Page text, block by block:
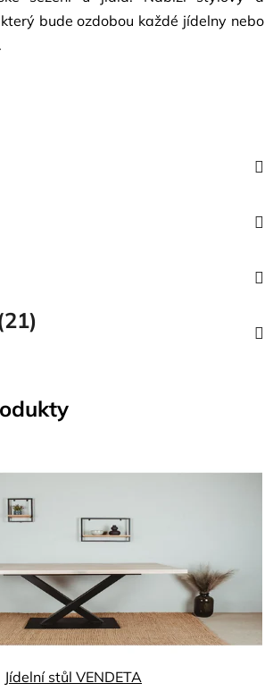
bude ozdobou každé jídelny nebo
Jídelní stůl VENDETA